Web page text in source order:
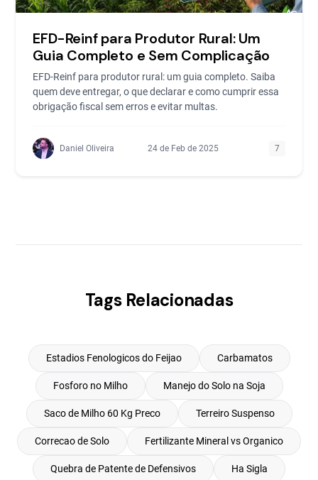
EFD-Reinf para Produtor Rural: Um
Guia Completo e Sem Complicação
EFD-Reinf para produtor rural: um guia completo. Saiba
quem deve entregar, o que declarar e como cumprir essa
obrigação fiscal sem erros e evitar multas.
Daniel Oliveira 24 de Feb de 2025 7
Tags Relacionadas
Estadios Fenologicos do Feijao Carbamatos
Fosforo no Milho Manejo do Solo na Soja
Saco de Milho 60 Kg Preco Terreiro Suspenso
Correcao de Solo Fertilizante Mineral vs Organico
Quebra de Patente de Defensivos Ha Sigla